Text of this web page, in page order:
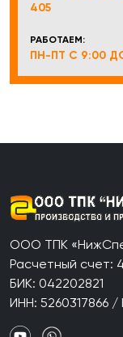
405
РАБОТАЕМ:
ПН-ПТ С 9:00
ООО ТПК
Расчетный счет:
БИК: 042202821
ИНН: 5260317866 /